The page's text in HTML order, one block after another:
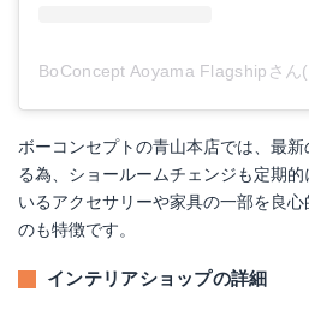
ボーコンセプトの青山本店では、最
る為、ショールームチェンジも定期
いるアクセサリーや家具の一部を良
のも特徴です。
インテリアショップの詳細